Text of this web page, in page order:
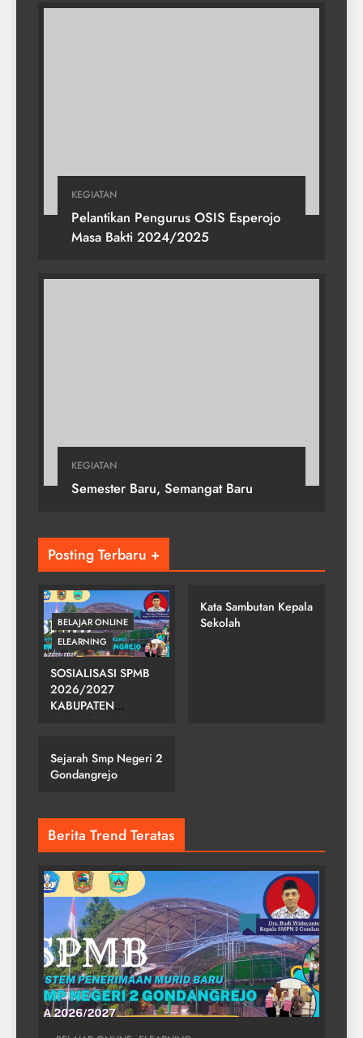
KEGIATAN
Pelantikan Pengurus OSIS Esperojo
Masa Bakti 2024/2025
KEGIATAN
Semester Baru, Semangat Baru
Posting Terbaru +
BELAJAR ONLINE
ELEARNING
SOSIALISASI SPMB
2026/2027
KABUPATEN
KARANGANYAR DI
GONDANGREJO
GONDANGREJO
Kata Sambutan Kepala
Sekolah
SMP NEGERI 2
Sejarah Smp Negeri 2
Gondangrejo
Berita Trend Teratas